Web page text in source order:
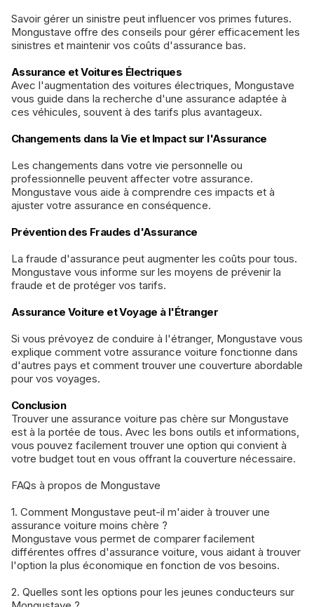
Savoir gérer un sinistre peut influencer vos primes futures.
Mongustave offre des conseils pour gérer efficacement les
sinistres et maintenir vos coûts d'assurance bas.
Assurance et Voitures Électriques
Avec l'augmentation des voitures électriques, Mongustave
vous guide dans la recherche d'une assurance adaptée à
ces véhicules, souvent à des tarifs plus avantageux.
Changements dans la Vie et Impact sur l'Assurance
Les changements dans votre vie personnelle ou
professionnelle peuvent affecter votre assurance.
Mongustave vous aide à comprendre ces impacts et à
ajuster votre assurance en conséquence.
Prévention des Fraudes d'Assurance
La fraude d'assurance peut augmenter les coûts pour tous.
Mongustave vous informe sur les moyens de prévenir la
fraude et de protéger vos tarifs.
Assurance Voiture et Voyage à l'Étranger
Si vous prévoyez de conduire à l'étranger, Mongustave vous
explique comment votre assurance voiture fonctionne dans
d'autres pays et comment trouver une couverture abordable
pour vos voyages.
Conclusion
Trouver une assurance voiture pas chère sur Mongustave
est à la portée de tous. Avec les bons outils et informations,
vous pouvez facilement trouver une option qui convient à
votre budget tout en vous offrant la couverture nécessaire.
FAQs à propos de Mongustave
1. Comment Mongustave peut-il m'aider à trouver une
assurance voiture moins chère ?
Mongustave vous permet de comparer facilement
différentes offres d'assurance voiture, vous aidant à trouver
l'option la plus économique en fonction de vos besoins.
2. Quelles sont les options pour les jeunes conducteurs sur